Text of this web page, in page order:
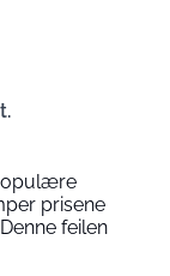
prisene
feilen